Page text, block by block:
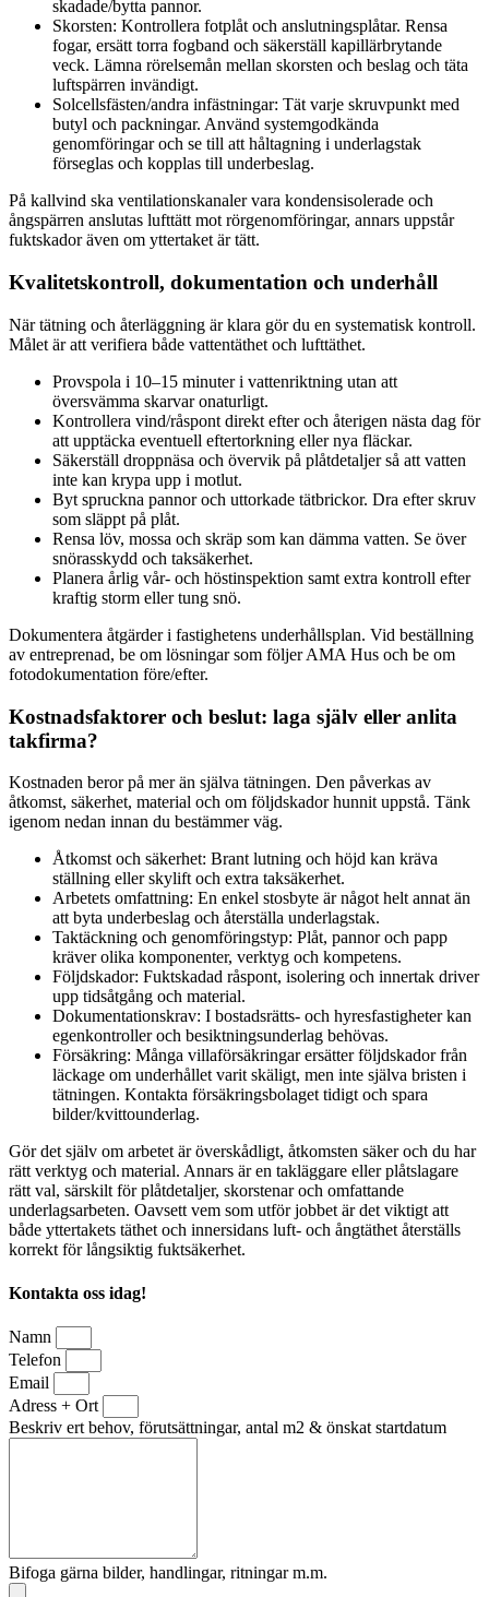
skadade/bytta pannor.
Skorsten: Kontrollera fotplåt och anslutningsplåtar. Rensa
fogar, ersätt torra fogband och säkerställ kapillärbrytande
veck. Lämna rörelsemån mellan skorsten och beslag och täta
luftspärren invändigt.
Solcellsfästen/andra infästningar: Tät varje skruvpunkt med
butyl och packningar. Använd systemgodkända
genomföringar och se till att håltagning i underlagstak
förseglas och kopplas till underbeslag.
På kallvind ska ventilationskanaler vara kondensisolerade och
ångspärren anslutas lufttätt mot rörgenomföringar, annars uppstår
fuktskador även om yttertaket är tätt.
Kvalitetskontroll, dokumentation och underhåll
När tätning och återläggning är klara gör du en systematisk kontroll.
Målet är att verifiera både vattentäthet och lufttäthet.
Provspola i 10–15 minuter i vattenriktning utan att
översvämma skarvar onaturligt.
Kontrollera vind/råspont direkt efter och återigen nästa dag för
att upptäcka eventuell eftertorkning eller nya fläckar.
Säkerställ droppnäsa och övervik på plåtdetaljer så att vatten
inte kan krypa upp i motlut.
Byt spruckna pannor och uttorkade tätbrickor. Dra efter skruv
som släppt på plåt.
Rensa löv, mossa och skräp som kan dämma vatten. Se över
snörasskydd och taksäkerhet.
Planera årlig vår- och höstinspektion samt extra kontroll efter
kraftig storm eller tung snö.
Dokumentera åtgärder i fastighetens underhållsplan. Vid beställning
av entreprenad, be om lösningar som följer AMA Hus och be om
fotodokumentation före/efter.
Kostnadsfaktorer och beslut: laga själv eller anlita
takfirma?
Kostnaden beror på mer än själva tätningen. Den påverkas av
åtkomst, säkerhet, material och om följdskador hunnit uppstå. Tänk
igenom nedan innan du bestämmer väg.
Åtkomst och säkerhet: Brant lutning och höjd kan kräva
ställning eller skylift och extra taksäkerhet.
Arbetets omfattning: En enkel stosbyte är något helt annat än
att byta underbeslag och återställa underlagstak.
Taktäckning och genomföringstyp: Plåt, pannor och papp
kräver olika komponenter, verktyg och kompetens.
Följdskador: Fuktskadad råspont, isolering och innertak driver
upp tidsåtgång och material.
Dokumentationskrav: I bostadsrätts- och hyresfastigheter kan
egenkontroller och besiktningsunderlag behövas.
Försäkring: Många villaförsäkringar ersätter följdskador från
läckage om underhållet varit skäligt, men inte själva bristen i
tätningen. Kontakta försäkringsbolaget tidigt och spara
bilder/kvittounderlag.
Gör det själv om arbetet är överskådligt, åtkomsten säker och du har
rätt verktyg och material. Annars är en takläggare eller plåtslagare
rätt val, särskilt för plåtdetaljer, skorstenar och omfattande
underlagsarbeten. Oavsett vem som utför jobbet är det viktigt att
både yttertakets täthet och innersidans luft- och ångtäthet återställs
korrekt för långsiktig fuktsäkerhet.
Kontakta oss idag!
Namn
Telefon
Email
Adress + Ort
Beskriv ert behov, förutsättningar, antal m2 & önskat startdatum
Bifoga gärna bilder, handlingar, ritningar m.m.